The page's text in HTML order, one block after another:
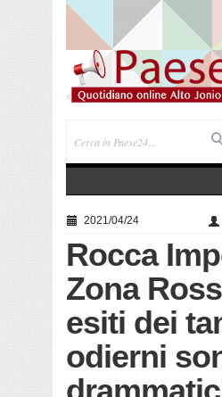
Saracena. Presentato
Pandolfi che racconta
2021/04/24
Rocca
Zona
esiti dei
odierni